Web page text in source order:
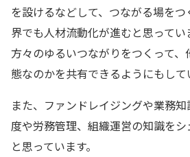
を設けるなどして、つながる場を
界でも人材流動化が進むと思ってい
方々のゆるいつながりをつくって
態なのかを共有できるようにもして
また、ファンドレイジングや業務
度や労務管理、組織運営の知識を
と思っています。